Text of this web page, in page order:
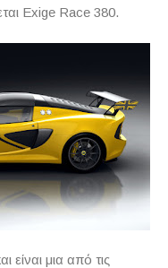
Exige Race 380.
είναι μια από τις